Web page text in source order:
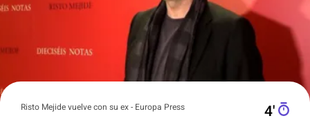
Risto Mejide vuelve con su ex - Europa Press 4′